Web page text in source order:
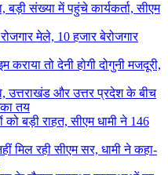
बड़ी संख्या में पहुंचे कार्यकर्ता, सीएम
मेले, 10 हजार बेरोजगार
तो देनी होगी दोगुनी मजदूरी,
उत्तराखंड और उत्तर प्रदेश के बीच
तय
बड़ी राहत, सीएम धामी ने 146
मिल रही सीएम सर, धामी ने कहा-